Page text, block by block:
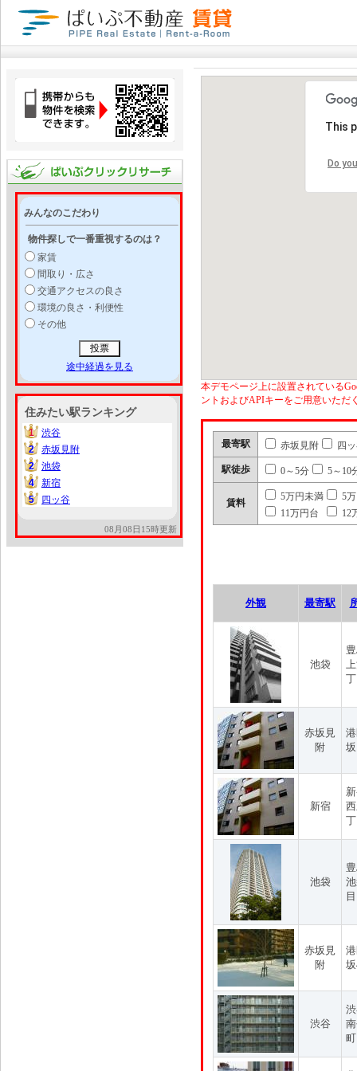
みんなのこだわり
物件探しで一番重視するのは？
家賃
間取り・広さ
交通アクセスの良さ
環境の良さ・利便性
その他
途中経過を見る
住みたい駅ランキング
1
1
渋谷
2
2
赤坂見附
2
2
池袋
4
4
新宿
5
5 四ッ谷
08月08日15時更新
This
Do
本デモページ上に設置されている
ントおよびAPIキーをご用意いただ
最寄駅 赤坂見附 四
駅徒歩 0～5分 5～10
賃料
5万円未満
5
11万円台
12
外観 最寄駅
池袋
赤坂見
附
新宿
池袋
目
赤坂見
附
渋谷